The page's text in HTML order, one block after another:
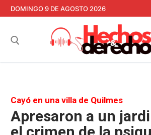
contenido
DOMINGO 9 DE AGOSTO 2026
Cayó en una villa de Quilmes
Apresaron a un